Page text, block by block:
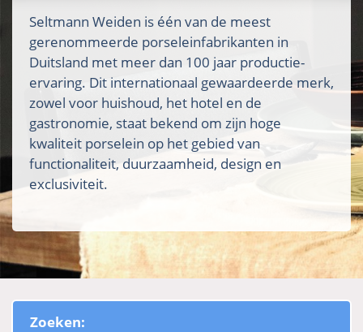
Seltmann Weiden is één van de meest
gerenommeerde porseleinfabrikanten in
Duitsland met meer dan 100 jaar productie-
ervaring. Dit internationaal gewaardeerde merk,
zowel voor huishoud, het hotel en de
gastronomie, staat bekend om zijn hoge
kwaliteit porselein op het gebied van
functionaliteit, duurzaamheid, design en
exclusiviteit.
Zoeken: